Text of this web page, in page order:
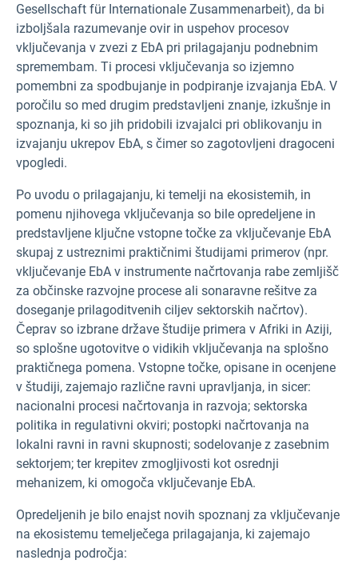
Gesellschaft für Internationale Zusammenarbeit), da bi
izboljšala razumevanje ovir in uspehov procesov
vključevanja v zvezi z EbA pri prilagajanju podnebnim
spremembam. Ti procesi vključevanja so izjemno
pomembni za spodbujanje in podpiranje izvajanja EbA. V
poročilu so med drugim predstavljeni znanje, izkušnje in
spoznanja, ki so jih pridobili izvajalci pri oblikovanju in
izvajanju ukrepov EbA, s čimer so zagotovljeni dragoceni
vpogledi.
Po uvodu o prilagajanju, ki temelji na ekosistemih, in
pomenu njihovega vključevanja so bile opredeljene in
predstavljene ključne vstopne točke za vključevanje EbA
skupaj z ustreznimi praktičnimi študijami primerov (npr.
vključevanje EbA v instrumente načrtovanja rabe zemljišč
za občinske razvojne procese ali sonaravne rešitve za
doseganje prilagoditvenih ciljev sektorskih načrtov).
Čeprav so izbrane države študije primera v Afriki in Aziji,
so splošne ugotovitve o vidikih vključevanja na splošno
praktičnega pomena. Vstopne točke, opisane in ocenjene
v študiji, zajemajo različne ravni upravljanja, in sicer:
nacionalni procesi načrtovanja in razvoja; sektorska
politika in regulativni okviri; postopki načrtovanja na
lokalni ravni in ravni skupnosti; sodelovanje z zasebnim
sektorjem; ter krepitev zmogljivosti kot osrednji
mehanizem, ki omogoča vključevanje EbA.
Opredeljenih je bilo enajst novih spoznanj za vključevanje
na ekosistemu temelječega prilagajanja, ki zajemajo
naslednja področja: